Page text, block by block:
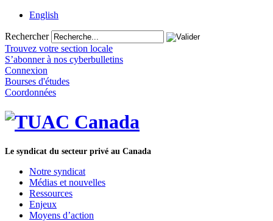
English
Rechercher
Trouvez votre section locale
S’abonner à nos cyberbulletins
Connexion
Bourses d'études
Coordonnées
Le syndicat du secteur privé au Canada
Notre syndicat
Médias et nouvelles
Ressources
Enjeux
Moyens d’action